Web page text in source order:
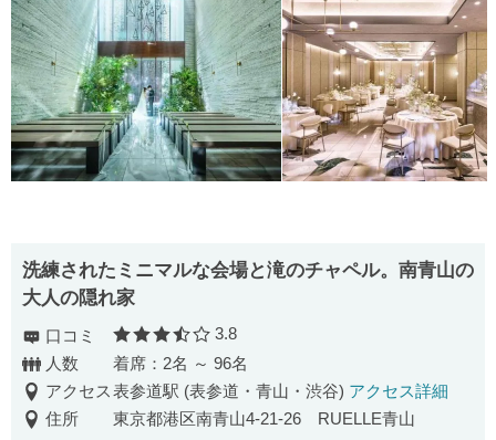
洗練されたミニマルな会場と滝のチャペル。南青山の
大人の隠れ家
口コミ 口コミ評価
3.8
人数
着席：2名 ～ 96名
アクセス表参道駅 (表参道・青山・渋谷) アクセス詳細
住所
東京都港区南青山4-21-26 RUELLE青山